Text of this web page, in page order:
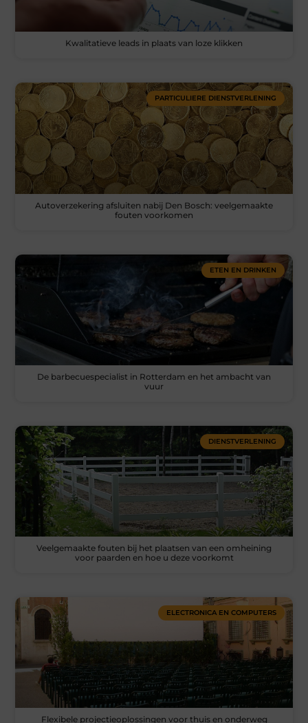
Kwalitatieve leads in plaats van loze klikken
PARTICULIERE DIENSTVERLENING
Autoverzekering afsluiten nabij Den Bosch: veelgemaakte
fouten voorkomen
ETEN EN DRINKEN
De barbecuespecialist in Rotterdam en het ambacht van
vuur
DIENSTVERLENING
Veelgemaakte fouten bij het plaatsen van een omheining
voor paarden en hoe u deze voorkomt
ELECTRONICA EN COMPUTERS
Flexibele projectieoplossingen voor thuis en onderweg